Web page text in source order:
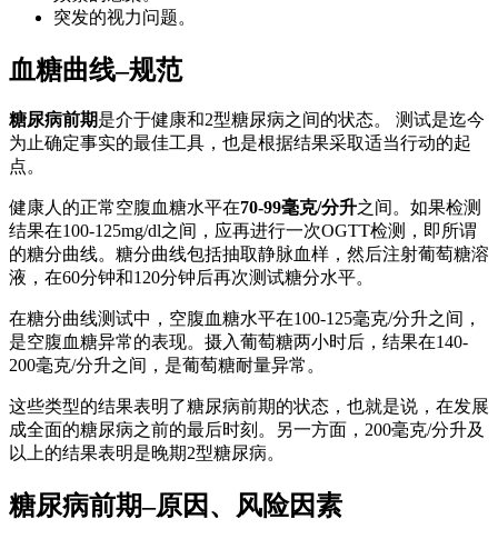
突发的视力问题。
血糖曲线–规范
糖尿病前期是介于健康和2型糖尿病之间的状态。 测试是迄今
为止确定事实的最佳工具，也是根据结果采取适当行动的起
点。
健康人的正常空腹血糖水平在70-99毫克/分升之间。如果检测
结果在100-125mg/dl之间，应再进行一次OGTT检测，即所谓
的糖分曲线。糖分曲线包括抽取静脉血样，然后注射葡萄糖溶
液，在60分钟和120分钟后再次测试糖分水平。
在糖分曲线测试中，空腹血糖水平在100-125毫克/分升之间，
是空腹血糖异常的表现。摄入葡萄糖两小时后，结果在140-
200毫克/分升之间，是葡萄糖耐量异常。
这些类型的结果表明了糖尿病前期的状态，也就是说，在发展
成全面的糖尿病之前的最后时刻。另一方面，200毫克/分升及
以上的结果表明是晚期2型糖尿病。
糖尿病前期–原因、风险因素